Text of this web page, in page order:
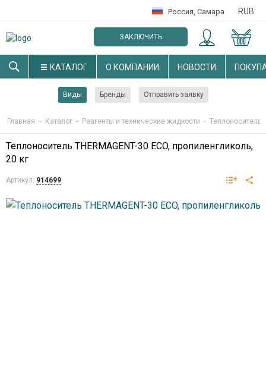
Россия, Самара RUB
ЗАКЛЮЧИТЬ
ОПТОВЫЙ ДОГОВОР
КАТАЛОГ О КОМПАНИИ НОВОСТИ
Виды Бренды Отправить заявку
Главная - Каталог - Реагенты и технические жидкости - Теплоноситель
Теплоноситель THERMAGENT-30 ECO, пропиленгликоль,
20 кг
Артикул: 914699